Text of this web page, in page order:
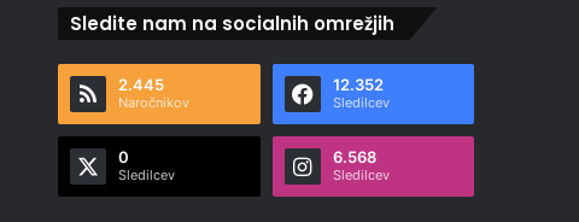
Sledite nam na socialnih omrežjih
2.445
Naročnikov
12.352
Sledilcev
0
Sledilcev
6.568
Sledilcev